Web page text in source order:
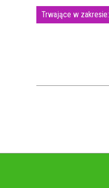
Trwające w zakresie: